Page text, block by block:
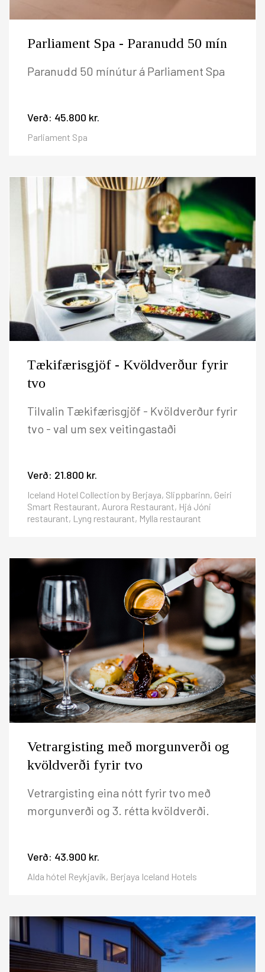
Parliament Spa - Paranudd 50 mín
Paranudd 50 mínútur á Parliament Spa
Verð: 45.800 kr.
Parliament Spa
Tækifærisgjöf - Kvöldverður fyrir
tvo
Tilvalin Tækifærisgjöf - Kvöldverður fyrir
tvo - val um sex veitingastaði
Verð: 21.800 kr.
Iceland Hotel Collection by Berjaya, Slippbarinn, Geiri
Smart Restaurant, Aurora Restaurant, Hjá Jóni
restaurant, Lyng restaurant, Mylla restaurant
Vetrargisting með morgunverði og
kvöldverði fyrir tvo
Vetrargisting eina nótt fyrir tvo með
morgunverði og 3. rétta kvöldverði.
Verð: 43.900 kr.
Alda hótel Reykjavík, Berjaya Iceland Hotels